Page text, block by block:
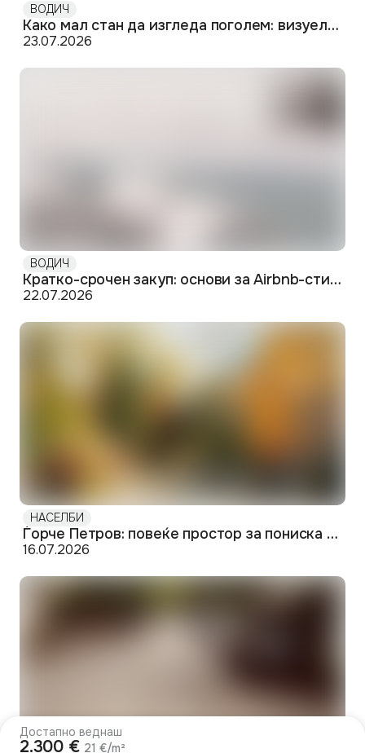
Достапно веднаш
2.300 € 21 €/m²
ВОДИЧ
Како мал стан да изгледа поголем: визуелни и практични трикови
23.07.2026
ВОДИЧ
Кратко-срочен закуп: основи за Airbnb-стил издавање во Скопје
22.07.2026
НАСЕЛБИ
Ѓорче Петров: повеќе простор за пониска цена на западниот раб на Скопје
16.07.2026